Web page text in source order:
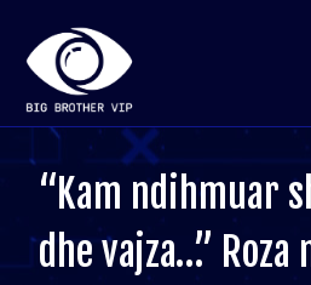
“Kam ndihmuar
dhe vajza…” Roza